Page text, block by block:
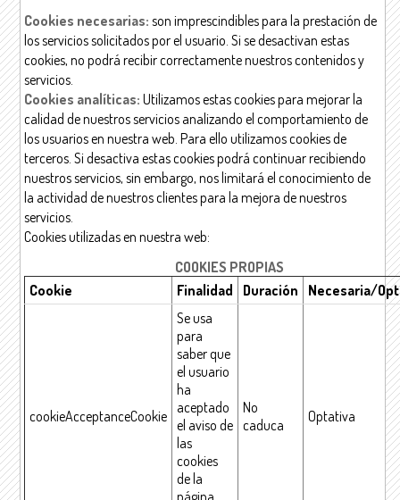
Cookies necesarias: son imprescindibles para la prestación de
los servicios solicitados por el usuario. Si se desactivan estas
cookies, no podrá recibir correctamente nuestros contenidos y
servicios.
Cookies analíticas: Utilizamos estas cookies para mejorar la
calidad de nuestros servicios analizando el comportamiento de
los usuarios en nuestra web. Para ello utilizamos cookies de
terceros. Si desactiva estas cookies podrá continuar recibiendo
nuestros servicios, sin embargo, nos limitará el conocimiento de
la actividad de nuestros clientes para la mejora de nuestros
servicios.
Cookies utilizadas en nuestra web:
COOKIES PROPIAS
Cookie
Finalidad Duración Necesaria/
cookieAcceptanceCookie
Se usa
para
saber que
el usuario
ha
aceptado
el aviso de
las
cookies
de la
No
caduca
Optativa